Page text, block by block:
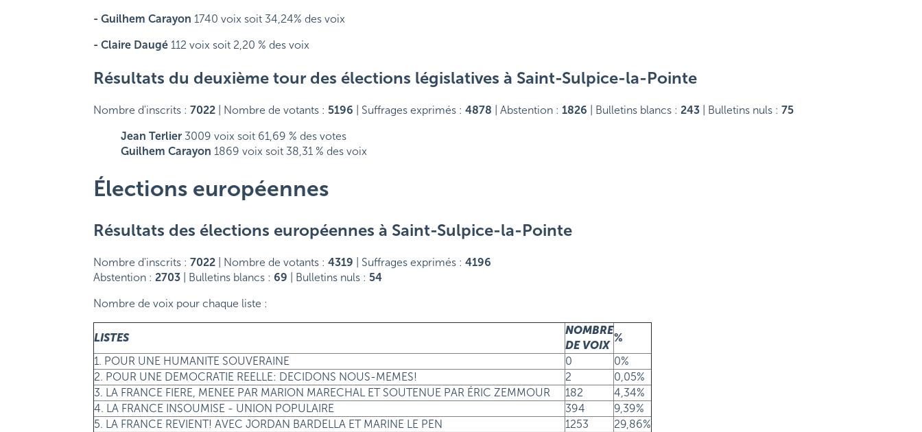
- Guilhem Carayon 1740 voix soit 34,24% des voix
- Claire Daugé112 voix soit 2,20 % des voix
Résultats du deuxième tour des élections législatives à Saint-Sulpice-la-Pointe
Nombre d'inscrits : 7022| Nombre de votants : 5196 | Suffrages exprimés : 4878 | Abstention : 1826 | Bulletins blancs : 243| Bulletins nuls : 75
Jean Terlier3009 voix soit 61,69 % des votes
Guilhem Carayon 1869 voix soit 38,31 % des voix
Élections européennes
Résultats des élections européennes à Saint-Sulpice-la-Pointe
Nombre d'inscrits : 7022| Nombre de votants : 4319 | Suffrages exprimés : 4196
Abstention : 2703| Bulletins blancs : 69 | Bulletins nuls : 54
Nombre de voix pour chaque liste :
LISTES
NOMBRE
DE VOIX
%
1. POUR UNE HUMANITE SOUVERAINE
0
0%
2. POUR UNE DEMOCRATIE REELLE: DECIDONS NOUS-MEMES!
2
0,05%
3. LA FRANCE FIERE, MENEE PAR MARION MARECHAL ET SOUTENUE PAR ÉRIC ZEMMOUR
182
4,34%
4. LA FRANCE INSOUMISE - UNION POPULAIRE
394
9,39%
5. LA FRANCE REVIENT! AVEC JORDAN BARDELLA ET MARINE LE PEN
1253
29,86%